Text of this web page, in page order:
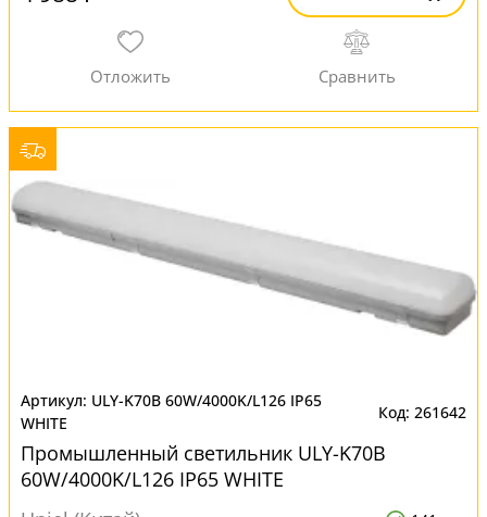
ULY-K70B 60W/4000K/L126 IP65
WHITE
261642
Промышленный светильник ULY-K70B
60W/4000K/L126 IP65 WHITE